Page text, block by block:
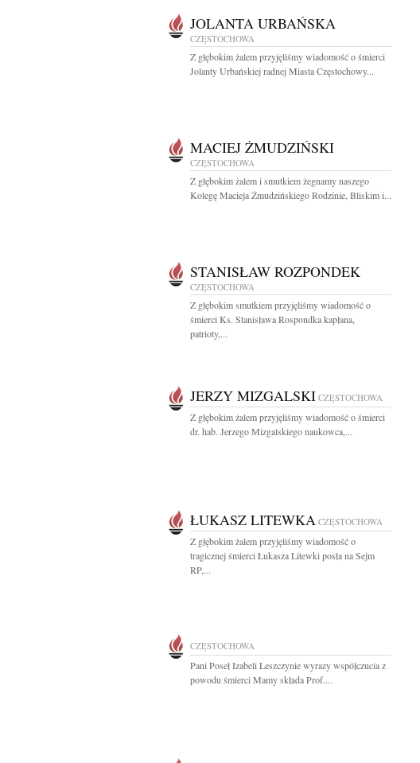
JOLANTA URBAŃSKA
CZĘSTOCHOWA
Z głębokim żalem przyjęliśmy wiadomość o śmierci
Jolanty Urbańskiej radnej Miasta Częstochowy...
MACIEJ ŻMUDZIŃSKI
CZĘSTOCHOWA
Z głębokim żalem i smutkiem żegnamy naszego
Kolegę Macieja Żmudzińskiego Rodzinie, Bliskim i...
STANISŁAW ROZPONDEK
CZĘSTOCHOWA
Z głębokim smutkiem przyjęliśmy wiadomość o
śmierci Ks. Stanisława Rospondka kapłana,
patrioty,...
JERZY MIZGALSKI CZĘSTOCHOWA
Z głębokim żalem przyjęliśmy wiadomość o śmierci
dr. hab. Jerzego Mizgalskiego naukowca,...
ŁUKASZ LITEWKA CZĘSTOCHOWA
Z głębokim żalem przyjęliśmy wiadomość o
tragicznej śmierci Łukasza Litewki posła na Sejm
RP,...
CZĘSTOCHOWA
Pani Poseł Izabeli Leszczynie wyrazy współczucia z
powodu śmierci Mamy składa Prof....